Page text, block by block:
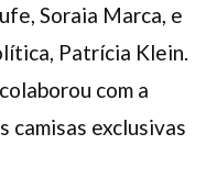
Soraia Marca, e
Patrícia Klein.
com a
camisas exclusivas